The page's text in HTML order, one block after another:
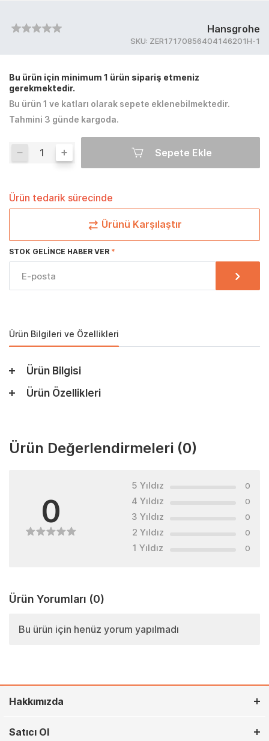
Hansgrohe
SKU: ZER17170856404146201H-1
Bu ürün için minimum 1 ürün sipariş etmeniz
gerekmektedir.
Bu ürün 1 ve katları olarak sepete eklenebilmektedir.
Tahmini 3 günde kargoda.
Sepete Ekle
Ürün tedarik sürecinde
Ürünü Karşılaştır
STOK GELINCE HABER VER
Ürün Bilgileri ve Özellikleri
Ürün Bilgisi
Ürün Özellikleri
Ürün Değerlendirmeleri (0)
0
5 Yıldız 0
4 Yıldız 0
3 Yıldız 0
2 Yıldız 0
1 Yıldız 0
Ürün Yorumları (0)
Bu ürün için henüz yorum yapılmadı
Hakkımızda
Satıcı Ol